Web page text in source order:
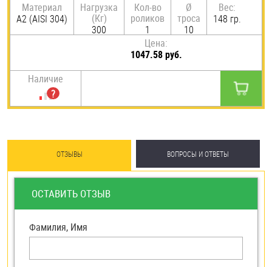
Материал
А2 (AISI 304)
Нагрузка
(Кг)
300
Кол-во
роликов
1
Ø
троса
10
Вес:
148 гр.
Цена:
1047.58 руб.
Наличие
ОТЗЫВЫ ВОПРОСЫ И ОТВЕТЫ
ОСТАВИТЬ ОТЗЫВ
Фамилия, Имя